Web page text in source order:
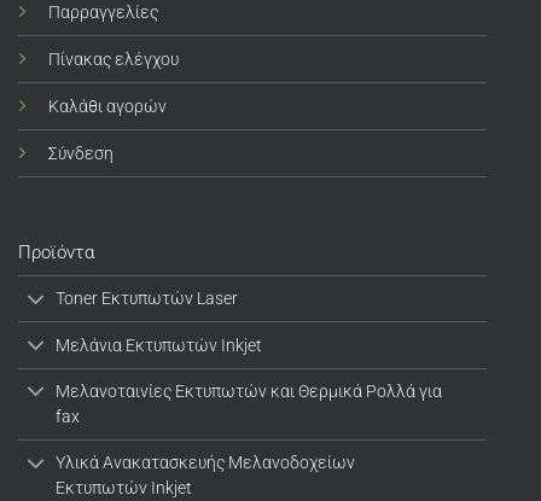
Παρραγγελίες
Πίνακας ελέγχου
Καλάθι αγορών
Σύνδεση
Προϊόντα
Toner Εκτυπωτών Laser
Μελάνια Εκτυπωτών Inkjet
Μελανοταινίες Εκτυπωτών και Θερμικά Ρολλά για
fax
Υλικά Ανακατασκευής Μελανοδοχείων
Εκτυπωτών Inkjet